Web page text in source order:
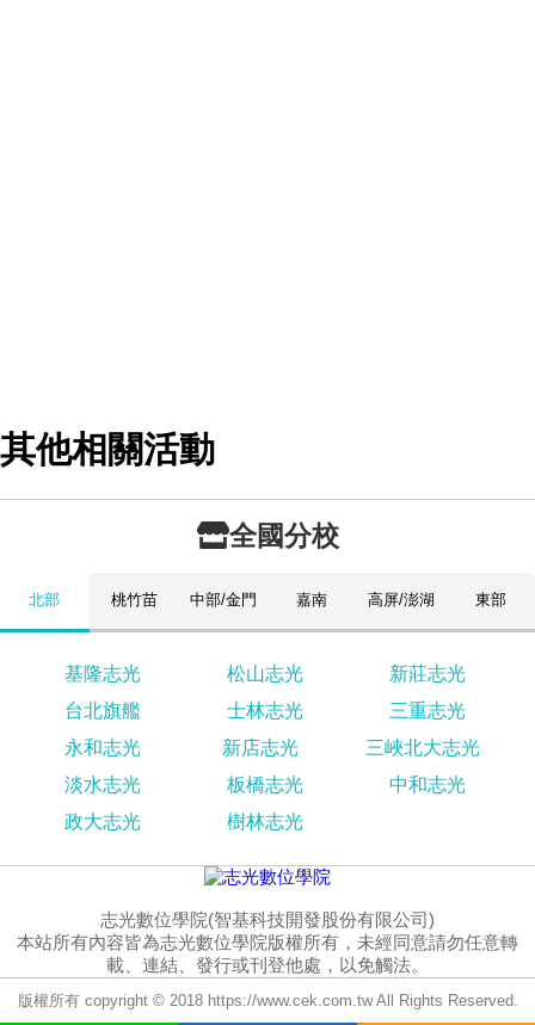
其他相關活動
全國分校
北部 桃竹苗 中部/金門 嘉南 高屏/澎湖 東部
基隆志光 松山志光
新莊志光
台北旗艦
士林志光
三重志光
永和志光
新店志光
三峽北大志光
淡水志光
板橋志光
中和志光
政大志光
樹林志光
志光數位學院(智基科技開發股份有限公司)
本站所有內容皆為志光數位學院版權所有，未經同意請勿任意轉
載、連結、發行或刊登他處，以免觸法。
版權所有 copyright © 2018 https://www.cek.com.tw All Rights Reserved.